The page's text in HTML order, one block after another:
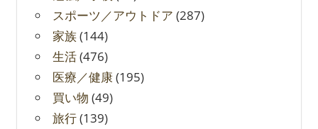
スポーツ／アウトドア (287)
家族(144)
生活(476)
医療／健康(195)
買い物 (49)
旅行(139)